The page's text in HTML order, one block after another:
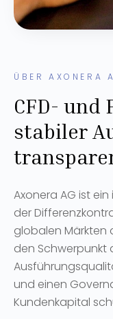
ÜBER AXONERA
CFD- und
stabiler
Axonera AG ist
der
globalen Märkten
den Schwerpunkt
und einen
Kundenkapital